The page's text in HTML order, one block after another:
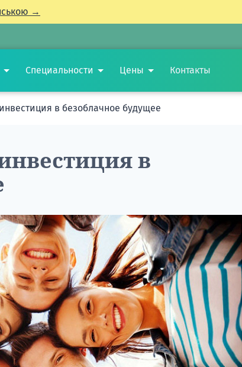
→
Специальности Цены Контакты
в безоблачное будущее
в